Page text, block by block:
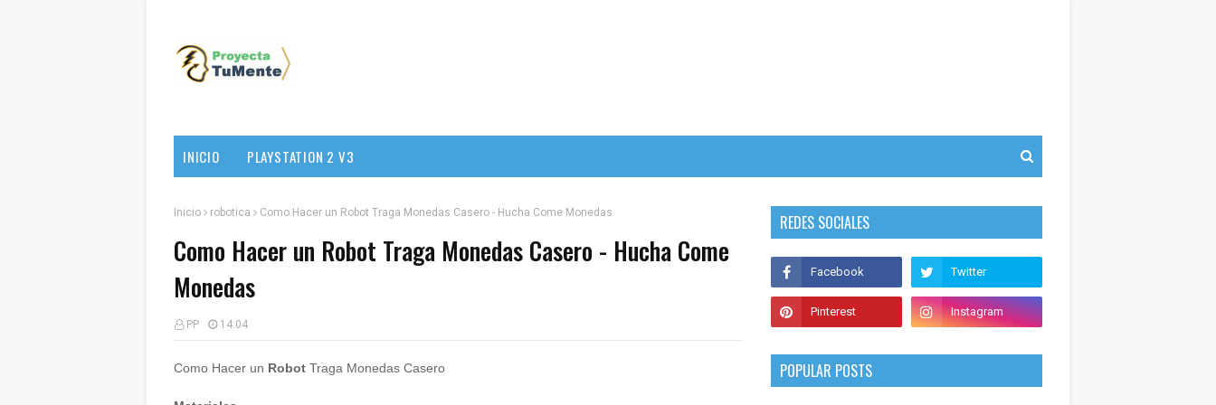
INICIO PLAYSTATION 2 V3
Inicio robotica Como Hacer un Robot Traga Monedas Casero - Hucha Come Monedas
Como Hacer un Robot Traga Monedas Casero - Hucha Come
Monedas
PP 14:04
Como Hacer un Robot Traga Monedas Casero
REDES SOCIALES
POPULAR POSTS